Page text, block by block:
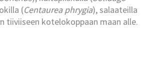
(Centaurea phrygia), salaateilla
tiiviiseen kotelokoppaan maan alle.